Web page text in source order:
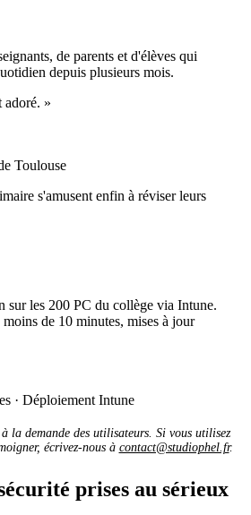
de parents et d'élèves qui
depuis plusieurs mois.
adoré. »
Toulouse
s'amusent enfin à réviser leurs
sur les 200 PC du collège via Intune.
de 10 minutes, mises à jour
· Déploiement Intune
la demande des utilisateurs. Si vous utilisez
écrivez-nous à contact@studiophel.fr.
prises au sérieux